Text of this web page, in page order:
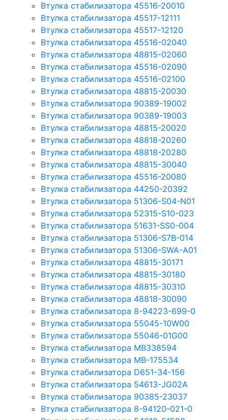
Втулка стабилизатора 45516-20010
Втулка стабилизатора 45517-12111
Втулка стабилизатора 45517-12120
Втулка стабилизатора 45516-02040
Втулка стабилизатора 48815-02060
Втулка стабилизатора 45516-02090
Втулка стабилизатора 45516-02100
Втулка стабилизатора 48815-20030
Втулка стабилизатора 90389-19002
Втулка стабилизатора 90389-19003
Втулка стабилизатора 48815-20020
Втулка стабилизатора 48818-20260
Втулка стабилизатора 48818-20280
Втулка стабилизатора 48815-30040
Втулка стабилизатора 45516-20080
Втулка стабилизатора 44250-20392
Втулка стабилизатора 51306-S04-N01
Втулка стабилизатора 52315-S10-023
Втулка стабилизатора 51631-SS0-004
Втулка стабилизатора 51306-S7B-014
Втулка стабилизатора 51306-SWA-A01
Втулка стабилизатора 48815-30171
Втулка стабилизатора 48815-30180
Втулка стабилизатора 48815-30310
Втулка стабилизатора 48818-30090
Втулка стабилизатора 8-94223-699-0
Втулка стабилизатора 55045-10W00
Втулка стабилизатора 55046-01G00
Втулка стабилизатора MB338594
Втулка стабилизатора MB-175534
Втулка стабилизатора D651-34-156
Втулка стабилизатора 54613-JG02A
Втулка стабилизатора 90385-23037
Втулка стабилизатора 8-94120-021-0